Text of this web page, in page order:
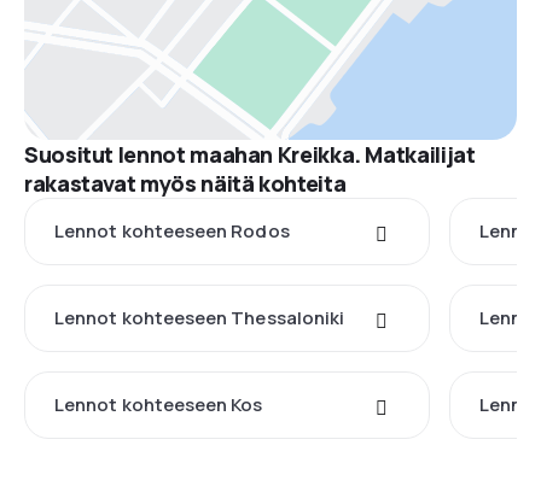
Suositut lennot maahan Kreikka. Matkailijat
rakastavat myös näitä kohteita
Lennot kohteeseen Rodos
Lennot kohteeseen Thessaloniki
Lennot kohteeseen Kos